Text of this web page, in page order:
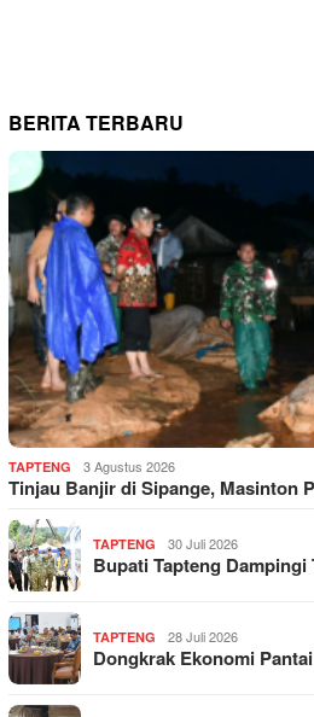
BERITA TERBARU
TAPTENG 3 Agustus 2026
Tinjau Banjir di Sipange, Masinton
TAPTENG 30 Juli 2026
Bupati Tapteng
TAPTENG 28 Juli 2026
Dongkrak Ekonomi